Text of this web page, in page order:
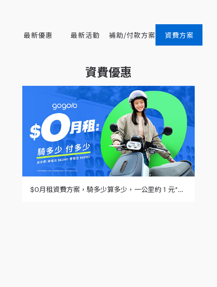
最新優惠 最新活動 補助/付款方案 資費方案
資費優惠
$0月租資費方案，騎多少算多少，一公里約 1 元*，更彈性的騎乘選擇！